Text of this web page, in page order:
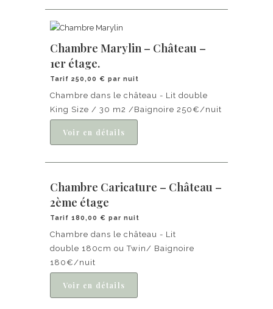
Chambre Marylin – Château –
1er étage.
Tarif 250,00 € par nuit
Chambre dans le château - Lit double
King Size / 30 m2 /Baignoire 250€/nuit
Chambre Caricature – Château –
2ème étage
Tarif 180,00 € par nuit
Chambre dans le château - Lit
double 180cm ou Twin/ Baignoire
180€/nuit